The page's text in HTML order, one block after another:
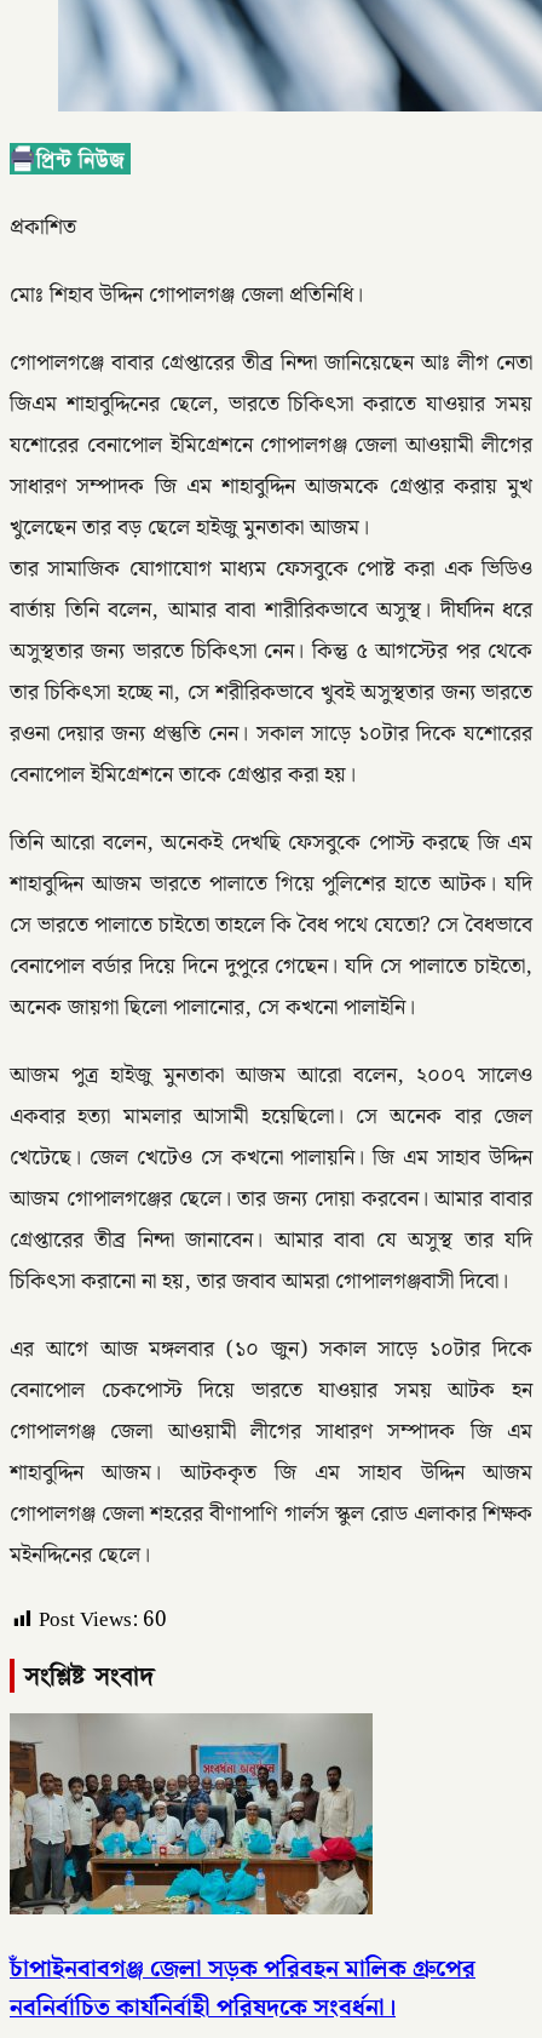
প্রকাশিত
মোঃ শিহাব উদ্দিন গোপালগঞ্জ জেলা প্রতিনিধি।
গোপালগঞ্জে বাবার গ্রেপ্তারের তীব্র নিন্দা জানিয়েছেন আঃ লীগ নেতা
জিএম শাহাবুদ্দিনের ছেলে, ভারতে চিকিৎসা করাতে যাওয়ার সময়
যশোরের বেনাপোল ইমিগ্রেশনে গোপালগঞ্জ জেলা আওয়ামী লীগের
সাধারণ সম্পাদক জি এম শাহাবুদ্দিন আজমকে গ্রেপ্তার করায় মুখ
খুলেছেন তার বড় ছেলে হাইজু মুনতাকা আজম।
তার সামাজিক যোগাযোগ মাধ্যম ফেসবুকে পোষ্ট করা এক ভিডিও
বার্তায় তিনি বলেন, আমার বাবা শারীরিকভাবে অসুস্থ। দীর্ঘদিন ধরে
অসুস্থতার জন্য ভারতে চিকিৎসা নেন। কিন্তু ৫ আগস্টের পর থেকে
তার চিকিৎসা হচ্ছে না, সে শরীরিকভাবে খুবই অসুস্থতার জন্য ভারতে
রওনা দেয়ার জন্য প্রস্তুতি নেন। সকাল সাড়ে ১০টার দিকে যশোরের
বেনাপোল ইমিগ্রেশনে তাকে গ্রেপ্তার করা হয়।
তিনি আরো বলেন, অনেকই দেখছি ফেসবুকে পোস্ট করছে জি এম
শাহাবুদ্দিন আজম ভারতে পালাতে গিয়ে পুলিশের হাতে আটক। যদি
সে ভারতে পালাতে চাইতো তাহলে কি বৈধ পথে যেতো? সে বৈধভাবে
বেনাপোল বর্ডার দিয়ে দিনে দুপুরে গেছেন। যদি সে পালাতে চাইতো,
অনেক জায়গা ছিলো পালানোর, সে কখনো পালাইনি।
আজম পুত্র হাইজু মুনতাকা আজম আরো বলেন, ২০০৭ সালেও
একবার হত্যা মামলার আসামী হয়েছিলো। সে অনেক বার জেল
খেটেছে। জেল খেটেও সে কখনো পালায়নি। জি এম সাহাব উদ্দিন
আজম গোপালগঞ্জের ছেলে। তার জন্য দোয়া করবেন। আমার বাবার
গ্রেপ্তারের তীব্র নিন্দা জানাবেন। আমার বাবা যে অসুস্থ তার যদি
চিকিৎসা করানো না হয়, তার জবাব আমরা গোপালগঞ্জবাসী দিবো।
এর আগে আজ মঙ্গলবার (১০ জুন) সকাল সাড়ে ১০টার দিকে
বেনাপোল চেকপোস্ট দিয়ে ভারতে যাওয়ার সময় আটক হন
গোপালগঞ্জ জেলা আওয়ামী লীগের সাধারণ সম্পাদক জি এম
শাহাবুদ্দিন আজম। আটককৃত জি এম সাহাব উদ্দিন আজম
গোপালগঞ্জ জেলা শহরের বীণাপাণি গার্লস স্কুল রোড এলাকার শিক্ষক
মইনদ্দিনের ছেলে।
Post Views: 60
সংশ্লিষ্ট সংবাদ
চাঁপাইনবাবগঞ্জ জেলা সড়ক পরিবহন মালিক গ্রুপের
নবনির্বাচিত কার্যনির্বাহী পরিষদকে সংবর্ধনা।